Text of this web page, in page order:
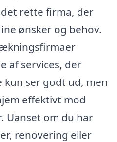
rette firma, der
ønsker og behov.
af services, der
kun ser godt ud, men
effektivt mod
Uanset om du har
renovering eller